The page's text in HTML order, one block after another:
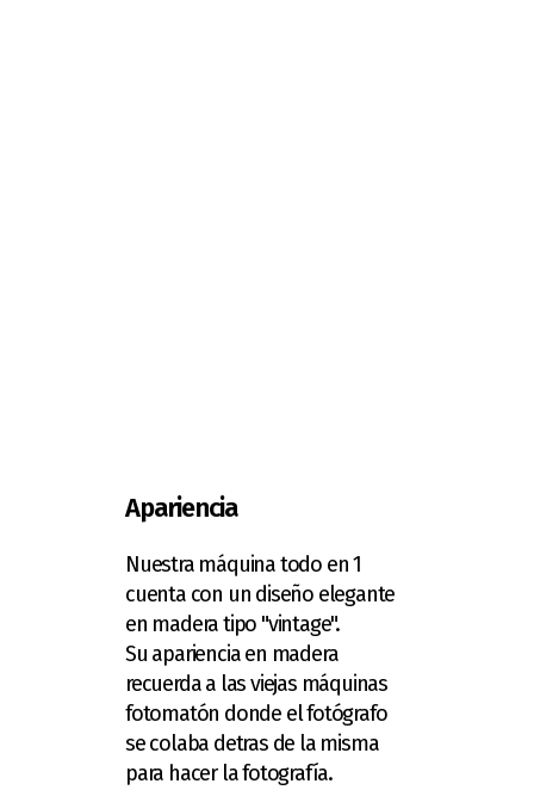
Apariencia
Nuestra máquina todo en 1
cuenta con un diseño elegante
en madera tipo "vintage".
Su apariencia en madera
recuerda a las viejas máquinas
fotomatón donde el fotógrafo
se colaba detras de la misma
para hacer la fotografía.